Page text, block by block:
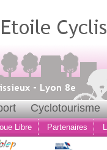
Cyclotourisme
Libre Partenaires